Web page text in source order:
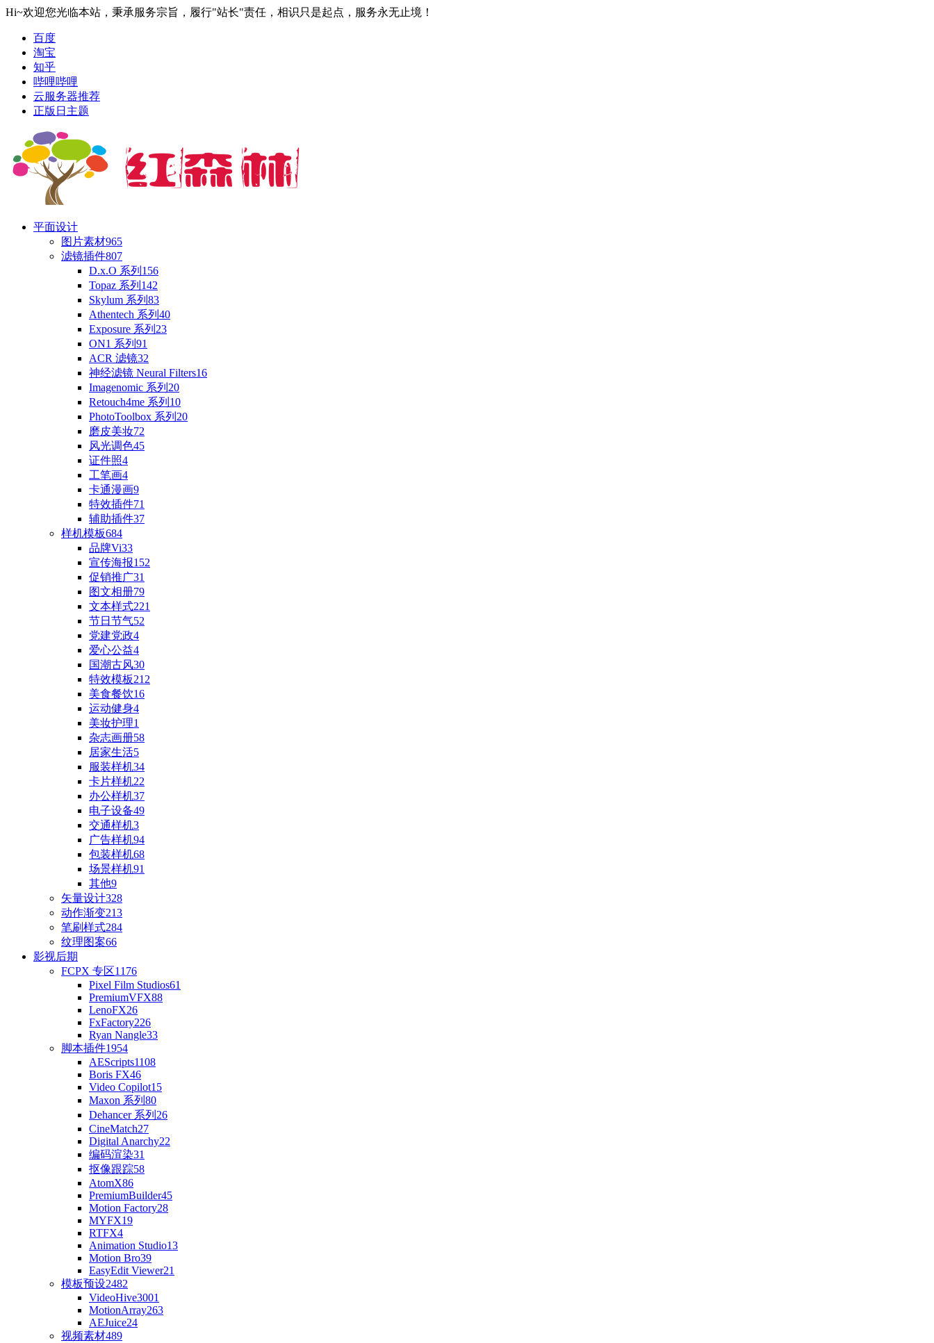
Hi~欢迎您光临本站，秉承服务宗旨，履行"站长"责任，相识只是起点，服务永无止境！
百度
淘宝
知乎
哔哩哔哩
云服务器推荐
正版日主题
平面设计
图片素材965
滤镜插件807
D.x.O 系列 156
Topaz 系列 142
Skylum 系列 83
Athentech 系列 40
Exposure 系列 23
ON1 系列 91
ACR 滤镜32
神经滤镜 Neural Filters16
Imagenomic 系列 20
Retouch4me 系列 10
PhotoToolbox 系列 20
磨皮美妆72
风光调色45
证件照4
工笔画4
卡通漫画9
特效插件71
辅助插件37
样机模板684
品牌Vi33
宣传海报152
促销推广31
图文相册79
文本样式221
节日节气52
党建党政4
爱心公益4
国潮古风30
特效模板212
美食餐饮16
运动健身4
美妆护理1
杂志画册58
居家生活5
服装样机34
卡片样机22
办公样机37
电子设备49
交通样机3
广告样机94
包装样机68
场景样机91
其他9
矢量设计328
动作渐变213
笔刷样式284
纹理图案66
影视后期
FCPX 专区1176
Pixel Film Studios61
PremiumVFX88
LenoFX26
FxFactory226
Ryan Nangle33
脚本插件1954
AEScripts1108
Boris FX46
Video Copilot15
Maxon 系列 80
Dehancer 系列 26
CineMatch27
Digital Anarchy22
编码渲染31
抠像跟踪58
AtomX86
PremiumBuilder45
Motion Factory28
MYFX19
RTFX4
Animation Studio13
Motion Bro39
EasyEdit Viewer21
模板预设2482
VideoHive3001
MotionArray263
AEJuice24
视频素材489